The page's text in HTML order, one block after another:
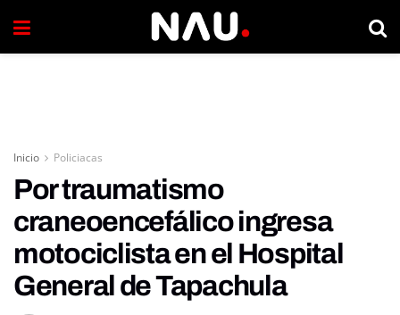
Inicio Policiacas
Por traumatismo
craneoencefálico ingresa
motociclista en el Hospital
General de Tapachula